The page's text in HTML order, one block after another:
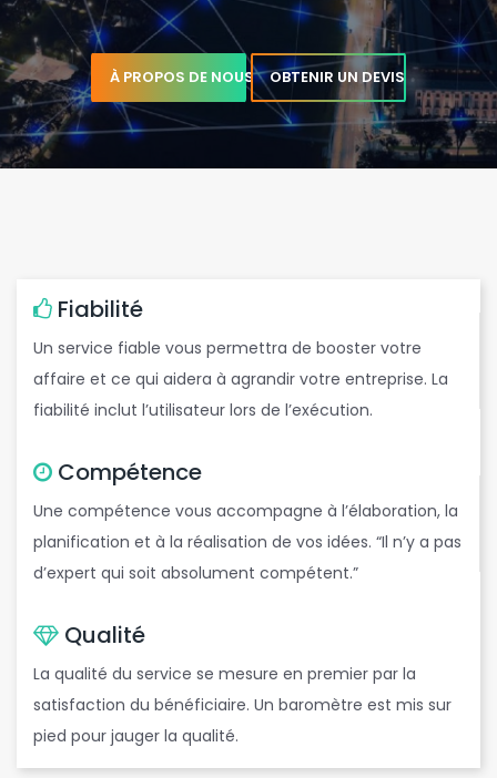
À PROPOS DE NOUS OBTENIR UN DEVIS
Fiabilité
Un service fiable vous permettra de booster votre
affaire et ce qui aidera à agrandir votre entreprise. La
fiabilité inclut l’utilisateur lors de l’exécution.
Compétence
Une compétence vous accompagne à l’élaboration, la
planification et à la réalisation de vos idées. “Il n’y a pas
d’expert qui soit absolument compétent.”
Qualité
La qualité du service se mesure en premier par la
satisfaction du bénéficiaire. Un baromètre est mis sur
pied pour jauger la qualité.